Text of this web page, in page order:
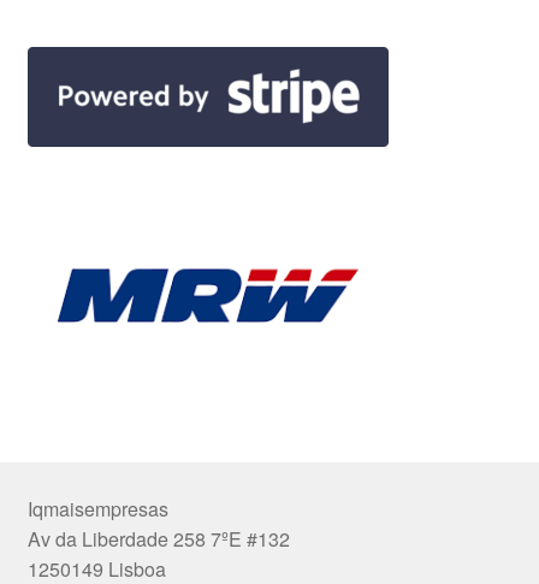
Iqmaisempresas
Av da Liberdade 258 7ºE #132
1250149 Lisboa